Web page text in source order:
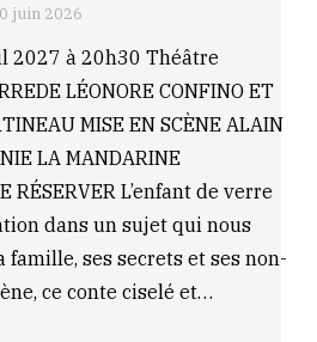
juin 2026
2027 à 20h30 Théâtre
LÉONORE CONFINO ET
MISE EN SCÈNE ALAIN
LA MANDARINE
RÉSERVER L’enfant de verre
dans un sujet qui nous
famille, ses secrets et ses non-
ce conte ciselé et…